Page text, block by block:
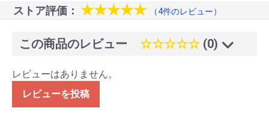
ストア評価： ★★★★★ （4件のレビュー）
この商品のレビュー ☆☆☆☆☆ (0)
レビューはありません。
レビューを投稿